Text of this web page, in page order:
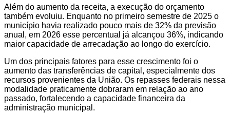
Além do aumento da receita, a execução do orçamento
também evoluiu. Enquanto no primeiro semestre de 2025 o
município havia realizado pouco mais de 32% da previsão
anual, em 2026 esse percentual já alcançou 36%, indicando
maior capacidade de arrecadação ao longo do exercício.
Um dos principais fatores para esse crescimento foi o
aumento das transferências de capital, especialmente dos
recursos provenientes da União. Os repasses federais nessa
modalidade praticamente dobraram em relação ao ano
passado, fortalecendo a capacidade financeira da
administração municipal.